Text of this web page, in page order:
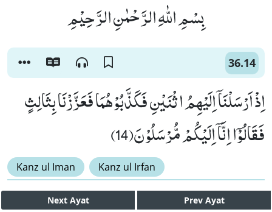
بِسْمِ اللّٰهِ الرَّحْمٰنِ الرَّحِیْمِ
36.14
اِذْ اَرْسَلْنَاۤ اِلَیْهِمُ اثْنَیْنِ فَكَذَّبُوْهُمَا فَعَزَّزْنَا بِثَالِثٍ
فَقَالُوْۤا اِنَّاۤ اِلَیْكُمْ مُّرْسَلُوْنَ(14)
Kanz ul Iman Kanz ul Irfan
Next Ayat Prev Ayat